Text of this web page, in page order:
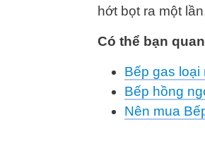
hớt bọt ra một
Có thể bạn
Bếp gas
Bếp hồng
Nên mua